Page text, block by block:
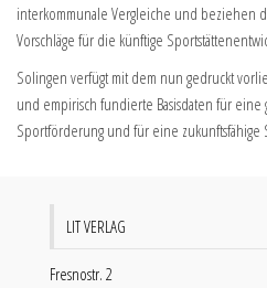
interkommunale Vergleiche und beziehen
Vorschläge für die künftige
Solingen verfügt mit dem nun gedruckt
und empirisch fundierte Basisdaten für
Sportförderung und für eine zukunftsfähige
LIT VERLAG
Fresnostr. 2